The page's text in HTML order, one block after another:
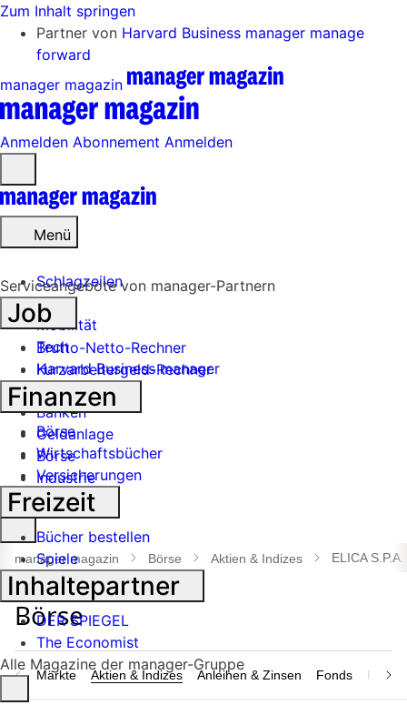
Zum Inhalt springen
Partner von Harvard Business manager manage
forward
manager magazin
Anmelden Abonnement Anmelden
öffnen
Menü
Schlagzeilen
Mobilität
Tech
Harvard Business manager
Handel
Banken
Geldanlage
Börse
Industrie
Suche
öffnen
manager magazin Börse Aktien & Indizes ELICA
Märkte Aktien & Indizes Anleihen & Zinsen Fonds
Serviceangebote von manager-Partnern
Job
Brutto-Netto-Rechner
Kurzarbeitergeld-Rechner
Finanzen
Börse
Wirtschaftsbücher
Versicherungen
Freizeit
Bücher bestellen
Spiele
Inhaltepartner
DER SPIEGEL
The Economist
Alle Magazine der manager-Gruppe